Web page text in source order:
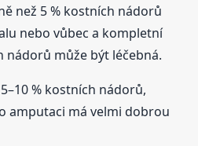
než 5 % kostních nádorů
nebo vůbec a kompletní
nádorů může být léčebná.
% kostních nádorů,
amputaci má velmi dobrou